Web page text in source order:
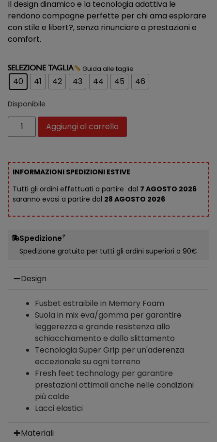
Il design dinamico e la tecnologia adattiva le
rendono compagne perfette per chi ama esplorare
con stile e libert?, senza rinunciare a prestazioni e
comfort.
SELEZIONE TAGLIA Guida alle taglie
40 41 42 43 44 45 46
Disponibile
Aggiungi al carrello
INFORMAZIONI SPEDIZIONI ESTIVE
Tutti gli ordini effettuati a partire dal 7 AGOSTO 2026
saranno evasi a partire dal 28 AGOSTO 2026
Spedizione?
Spedizione gratuita per tutti gli ordini superiori a 90€
Design
Fusbet estraibile in Memory Foam
Suola in mix eva/gomma per garantire
leggerezza e grande resistenza allo
schiacchiamento e dallo slittamento
Tecnologia Super Grip per un'aderenza
eccezionale su ogni terreno
Fresh feet technology per garantire
prestazioni ottimali anche nelle condizioni
più calde
Lacci elastici
Materiali